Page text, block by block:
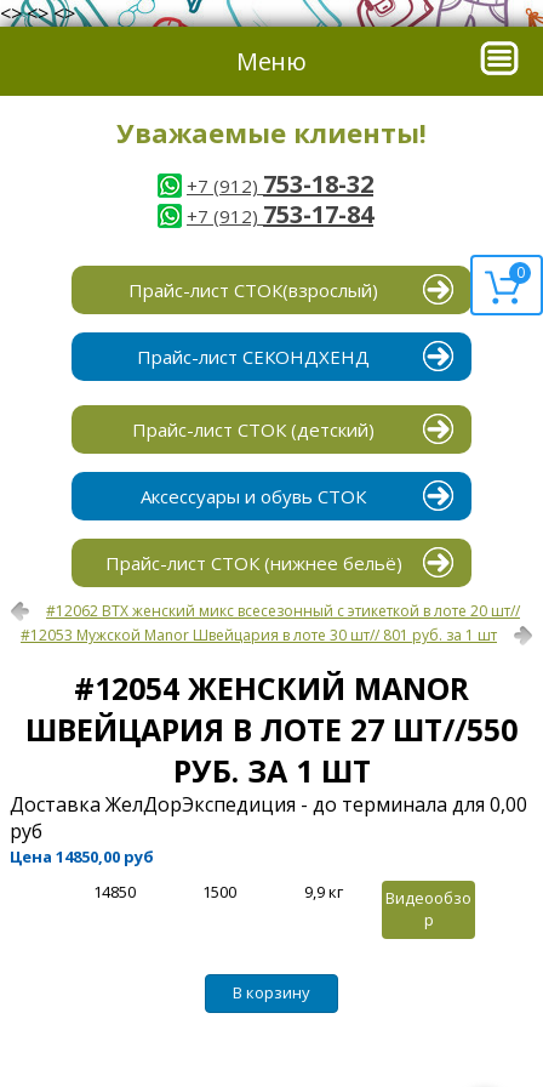
<> <> <>
0
Меню
Уважаемые клиенты!
+7 (912) 753-18-32
+7 (912) 753-17-84
Прайс-лист СТОК(взрослый)
Прайс-лист СЕКОНДХЕНД
Прайс-лист СТОК (детский)
Аксессуары и обувь СТОК
Прайс-лист СТОК (нижнее бельё)
#12062 BTX женский микс всесезонный с этикеткой в лоте 20 шт//
#12053 Мужской Manor Швейцария в лоте 30 шт// 801 руб. за 1 шт
#12054 ЖЕНСКИЙ MANOR
ШВЕЙЦАРИЯ В ЛОТЕ 27 ШТ//550
РУБ. ЗА 1 ШТ
Доставка ЖелДорЭкспедиция - до терминала для 0,00
руб
Цена 14850,00 руб
14850
1500 9,9 кг
Видеообзо
р